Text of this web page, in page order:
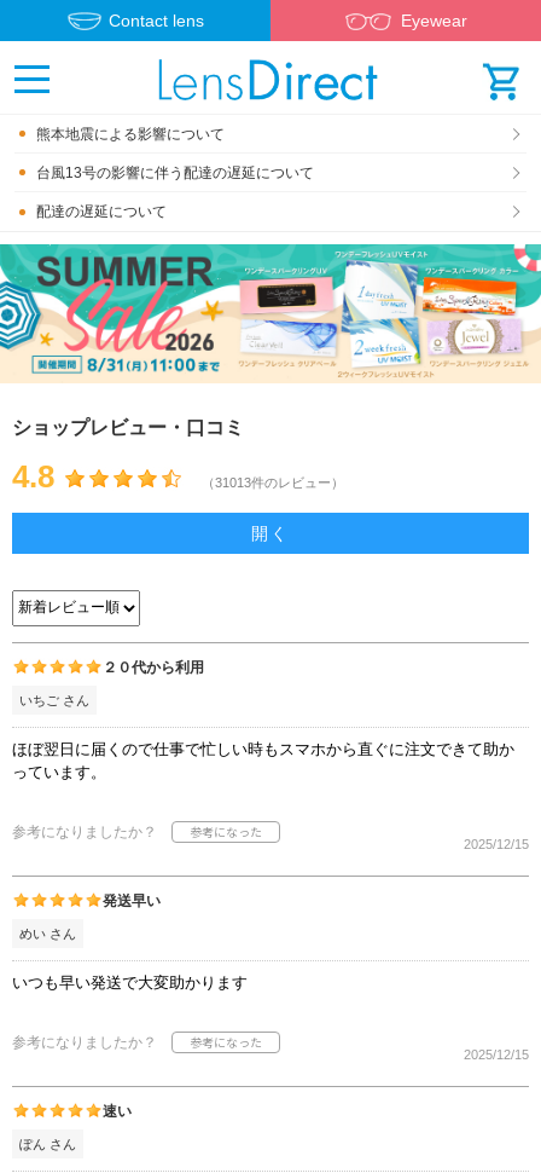
Contact lens Eyewear
熊本地震による影響について
台風13号の影響に伴う配達の遅延について
配達の遅延について
ショップレビュー・口コミ
4.8 （31013件のレビュー）
開く
２０代から利用
いちご さん
ほぼ翌日に届くので仕事で忙しい時もスマホから直ぐに注文できて助か
っています。
参考になりましたか？
2025/12/15
発送早い
めい さん
いつも早い発送で大変助かります
参考になりましたか？
2025/12/15
速い
ぽん さん